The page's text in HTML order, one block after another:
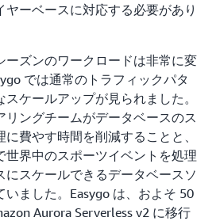
ヤーベースに対応する必要があり
ーズンのワークロードは非常に変
では通常のトラフィックパタ
ケールアップが見られました。
リングチームがデータベースのス
費やす時間を削減することと、
世界中のスポーツイベントを処理
にスケールできるデータベースソ
いました。Easygo は、およそ 50
Aurora Serverless v2 に移行